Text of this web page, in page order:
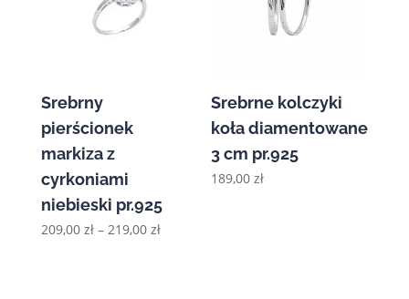
Srebrny
pierścionek
markiza z
cyrkoniami
niebieski pr.925
209,00 zł – 219,00 złZakres
Srebrne kolczyki
koła diamentowane
3 cm pr.925
189,00zł